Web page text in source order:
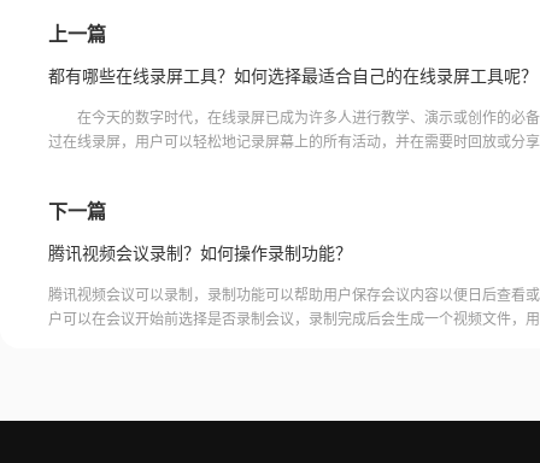
上一篇
都有哪些在线录屏工具？如何选择最适合自己的在线录屏工具呢？
在今天的数字时代，在线录屏已成为许多人进行教学、演示或创作的必
过在线录屏，用户可以轻松地记录屏幕上的所有活动，并在需要时回放或分
下一篇
腾讯视频会议录制？如何操作录制功能？
腾讯视频会议可以录制，录制功能可以帮助用户保存会议内容以便日后查看
户可以在会议开始前选择是否录制会议，录制完成后会生成一个视频文件，